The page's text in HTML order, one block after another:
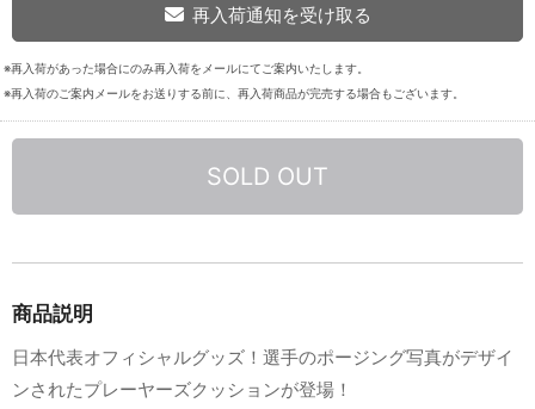
再入荷通知を受け取る
※再入荷があった場合にのみ再入荷をメールにてご案内いたします。
※再入荷のご案内メールをお送りする前に、再入荷商品が完売する場合もございます。
SOLD OUT
商品説明
日本代表オフィシャルグッズ！選手のポージング写真がデザイ
ンされたプレーヤーズクッションが登場！